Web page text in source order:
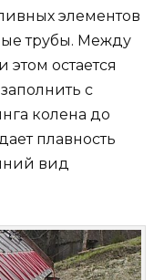
элементов
трубы. Между
остается
с
колена до
плавность
вид